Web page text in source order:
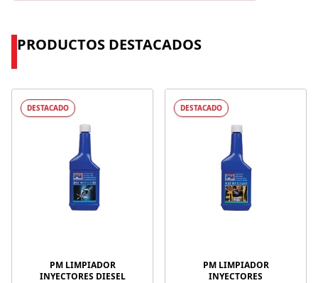
PRODUCTOS DESTACADOS
DESTACADO
PM LIMPIADOR
INYECTORES DIESEL
DESTACADO
PM LIMPIADOR
INYECTORES